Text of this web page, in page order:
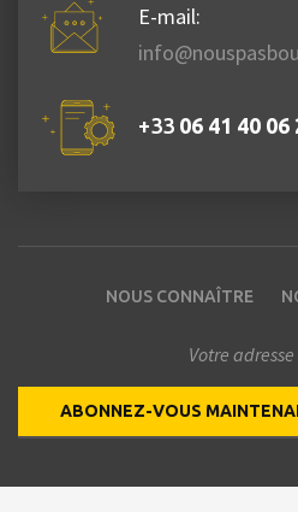
E-mail:
+33 06 41 40 06
NOUS CONNAÎTRE